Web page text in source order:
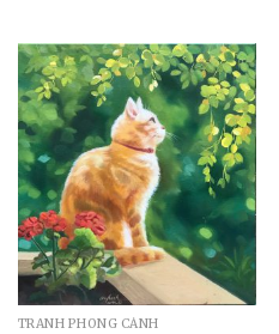
TRANH PHONG CẢNH